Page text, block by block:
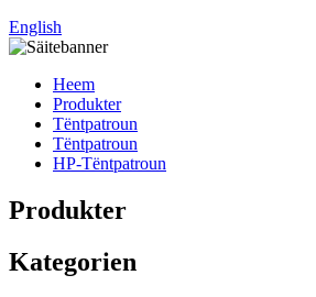
English
Heem
Produkter
Tëntpatroun
Tëntpatroun
HP-Tëntpatroun
Produkter
Kategorien